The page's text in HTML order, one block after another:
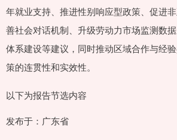
年就业支持、推进性别响应型政策、促进
善社会对话机制、升级劳动力市场监测数
体系建设等建议，同时推动区域合作与经
策的连贯性和实效性。
以下为报告节选内容
发布于：广东省